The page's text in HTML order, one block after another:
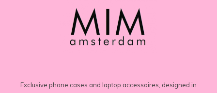
Exclusive phone cases and laptop accessoires, designed in